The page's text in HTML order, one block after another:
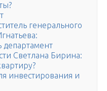
генерального
департамент
Светлана Бирина:
инвестирования и